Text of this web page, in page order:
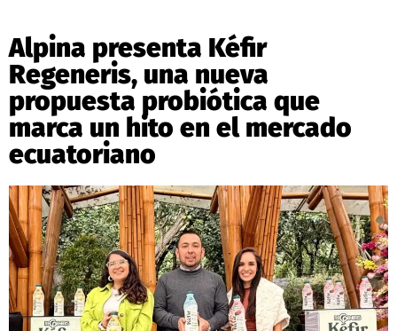
Alpina presenta Kéfir
Regeneris, una nueva
propuesta probiótica que
marca un hito en el mercado
ecuatoriano